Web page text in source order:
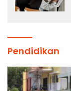
Pendidikan